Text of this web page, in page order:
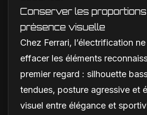
Conserver les
présence visuelle
Chez Ferrari, l’électrification
effacer les éléments
premier regard : silhouette
tendues, posture agressive et
visuel entre élégance et